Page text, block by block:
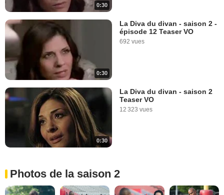
0:30
0:30
La Diva du divan - saison 2 -
épisode 12 Teaser VO
692 vues
0:30
La Diva du divan - saison 2
Teaser VO
12 323 vues
Photos de la saison 2